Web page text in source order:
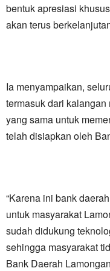
bentuk apresiasi
akan terus
Ia menyampaikan,
termasuk dari
yang sama untuk
telah disiapkan oleh
“Karena ini bank
untuk masyarakat
sudah didukung
sehingga masyarakat
Bank Daerah